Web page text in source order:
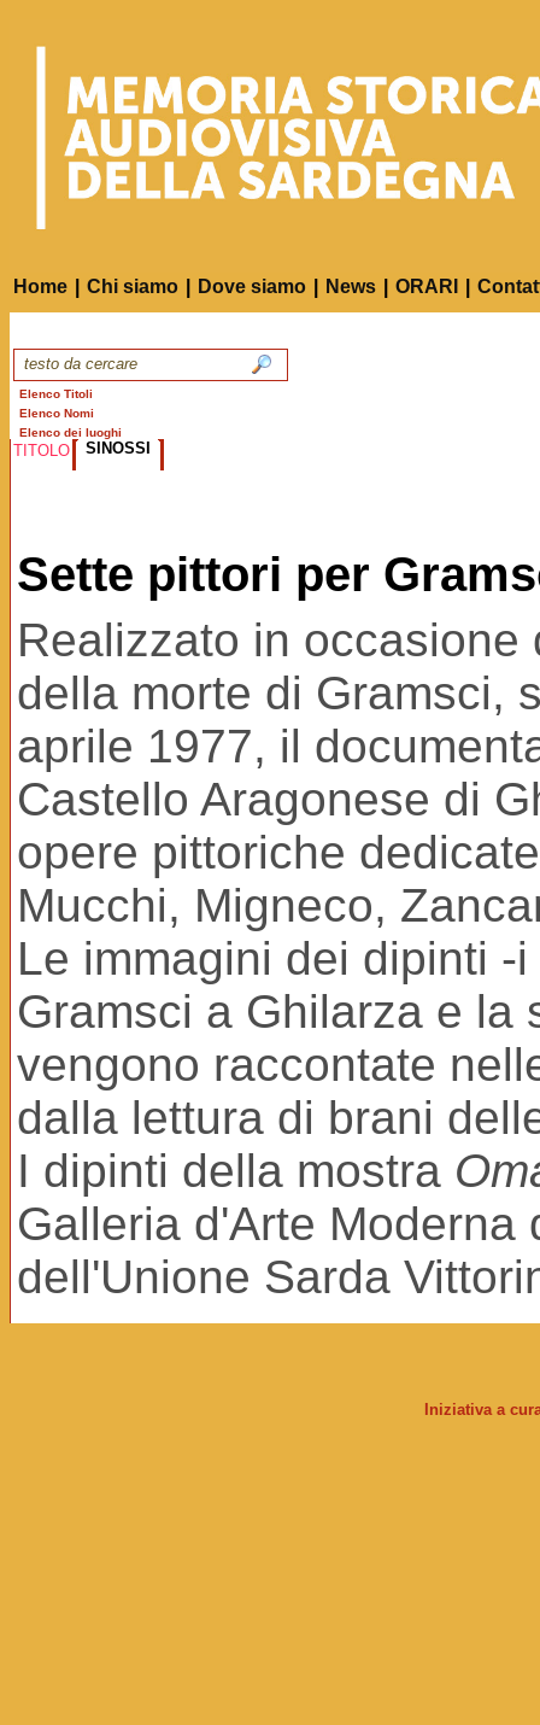
Home Chi siamo Dove siamo News ORARI
Elenco Titoli
Elenco Nomi
Elenco dei luoghi
TITOLO SINOSSI
Sette pittori per
Realizzato in
della morte di Gramsci,
aprile 1977, il
Castello Aragonese di
opere pittoriche
Mucchi, Migneco,
Le immagini dei dipinti
Gramsci a Ghilarza e la
vengono raccontate
dalla lettura di brani
I dipinti della mostra
Galleria d'Arte
dell'Unione Sarda
Iniziativa a